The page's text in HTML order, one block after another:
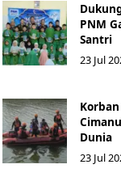
PNM
Santri
23 Jul
Dunia
23 Jul